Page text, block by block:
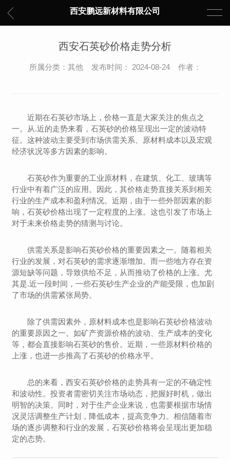
西安鹏远新材料有限公司
西安石英砂价格走势分析
所属分类：其他 发布时间： 2024-08-24 作者：
近期在石英砂市场上，价格一直是大家关注的焦点之
一。从.近的走势来看，石英砂的价格呈现出一定的波动特
征。这种波动主要受到市场供需关系、原材料成本以及宏观
经济状况等多方因素的影响。
石英砂作为重要的工业原材料，在建筑、化工、玻璃等
行业中有着广泛的应用。因此，其价格走势直接关系到相关
行业的生产成本和盈利情况。近期，由于一些外部因素的影
响，石英砂价格出现了一定程度的上涨。这也引发了市场上
对于未来价格走势的猜测与讨论。
供需关系是影响石英砂价格的重要因素之一。随着相关
行业的发展，对石英砂的需求逐渐增加。而一些地方存在资
源短缺等问题，导致供给不足，从而推动了价格的上涨。尤
其是.近一段时间，一些石英砂生产企业的产能受限，也加剧
了市场的供需紧张局势。
除了供需因素外，原材料成本也是影响石英砂价格波动
的重要原因之一。如矿产资源价格的波动、生产成本的变化
等，都会直接影响石英砂的售价。近期，一些原材料价格的
上涨，也进一步推高了石英砂的价格水平。
总的来看，西安石英砂价格的走势具有一定的不确定性
和波动性。投资者需密切关注市场动态，把握好时机，做出
明智的决策。同时，对于生产企业来说，也需要根据市场情
况灵活调整生产计划，降低成本，提高竞争力。相信随着市
场的逐步调整和行业的发展，石英砂价格将会呈现出更加稳
定的态势。